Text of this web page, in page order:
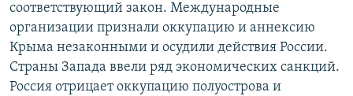
соответствующий закон. Международные
организации признали оккупацию и аннексию
Крыма незаконными и осудили действия России.
Страны Запада ввели ряд экономических санкций.
Россия отрицает оккупацию полуострова и